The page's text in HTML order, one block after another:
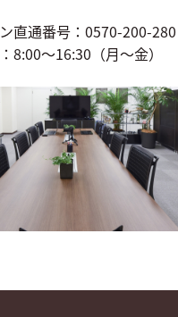
直通番号：0570-200-280
8:00～16:30（月～金）